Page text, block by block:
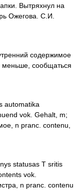
Вытряхнул на
Ожегова. С.И.
содержимое
меньше, сообщаться
automatika
vok. Gehalt, m;
n pranc. contenu,
statusas T sritis
vok.
n pranc. contenu